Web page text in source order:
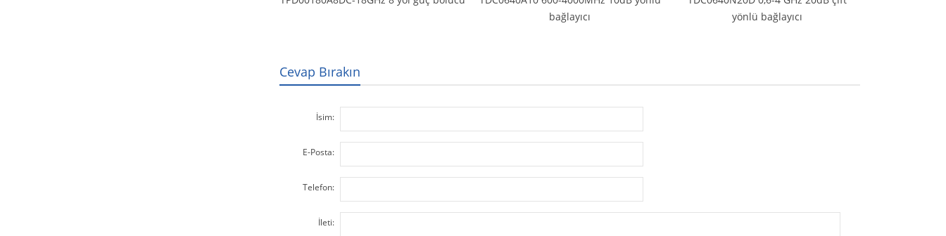
bağlayıcı
yönlü bağlayıcı
Cevap Bırakın
İsim:
E-Posta:
Telefon:
İleti: